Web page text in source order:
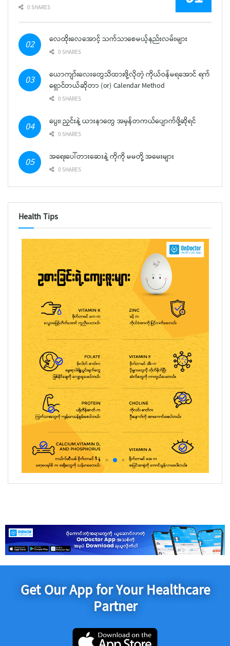
0 SHARES
လေထိုးလေအောင့် သက်သာစေမယ့်နည်းလမ်းများ
0 SHARES
ယောကျာ်းလေးတွေသိထားဖို့လိုတဲ့ ကိုယ်ဝန်မရအောင် ရက်
ရှောင်တယ်ဆိုတာ (or) Calendar Method
0 SHARES
ပွေး၊ ညှင်းနဲ့ ယားနာတွေ အမှန်တကယ်ပျောက်ဖို့ဆိုရင်
0 SHARES
အရေးပေါ်တားဆေးနဲ့ ကိုကို မမတို့ အမေးများ
0 SHARES
Health Tips
Get Our App for Your Healthcare
Partner